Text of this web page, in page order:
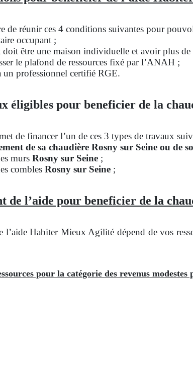
de réunir ces 4 conditions suivantes pour
occupant ;
être une maison individuelle et avoir plus de
le plafond de ressources fixé par l’ANAH ;
un professionnel certifié RGE.
éligibles pour beneficier de la
de financer l’un de ces 3 types de travaux
de sa chaudière Rosny sur Seine ou de
murs Rosny sur Seine ;
combles Rosny sur Seine ;
de l’aide pour beneficier de la
l’aide Habiter Mieux Agilité dépend de vos
pour la catégorie des revenus